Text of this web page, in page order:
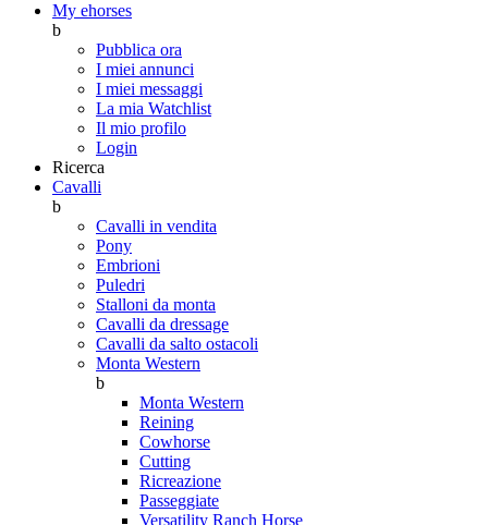
My ehorses
b
Pubblica ora
I miei annunci
I miei messaggi
La mia Watchlist
Il mio profilo
Login
Ricerca
Cavalli
b
Cavalli in vendita
Pony
Embrioni
Puledri
Stalloni da monta
Cavalli da dressage
Cavalli da salto ostacoli
Monta Western
b
Monta Western
Reining
Cowhorse
Cutting
Ricreazione
Passeggiate
Versatility Ranch Horse